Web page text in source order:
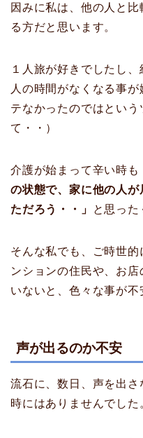
因みに私は、他の人と
る方だと思います。
１人旅が好きでしたし
人の時間がなくなる事
テなかったのではとい
て・・）
介護が始まって辛い時も
の状態で、家に他の人
ただろう・・」
と思った
そんな私でも、ご時世
ンションの住民や、お
いないと、色々な事が不
声が出るのか不安
流石に、数日、声を出
時にはありませんでした